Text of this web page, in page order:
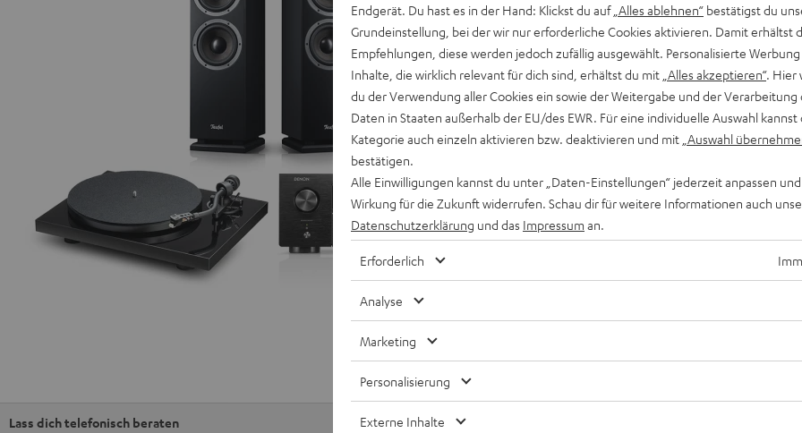
Für Musikhören, TV-Sound und
Anschluss möglich an TV-Gerät,
THEATER 500: Aufwendiges 3-
Time Alignment Technologie für
Constant Directivity Concept mit
Dämpfungskammer reduziert
DENON DRA-900H: 145 Watt
weitere analoge und digitale
8K, 3D, HDCP 2.3, HDR10+,
Radio über UKW und DAB+,
Bluetooth, Amazon Music,
Pro-Ject Debut S Phono: HiFi-
Singles, exklusives Model, nur
Lass dich telefonisch beraten
Endgerät. Du hast es in der Hand: Klickst du auf „Alles ablehnen“ bestätigst du
Grundeinstellung, bei der wir nur erforderliche Cookies aktivieren. Damit erhältst
Empfehlungen, diese werden jedoch zufällig ausgewählt. Personalisierte
Inhalte, die wirklich relevant für dich sind, erhältst du mit „Alles akzeptieren“. Hier
du der Verwendung aller Cookies ein sowie der Weitergabe und der Verarbeitung
Daten in Staaten außerhalb der EU/des EWR. Für eine individuelle Auswahl kannst
Kategorie auch einzeln aktivieren bzw. deaktivieren und mit „Auswahl
bestätigen.
Alle Einwilligungen kannst du unter „Daten-Einstellungen“ jederzeit anpassen
Wirkung für die Zukunft widerrufen. Schau dir für weitere Informationen auch
Datenschutzerklärung und das Impressum an.
Erforderlich
Analyse
Marketing
Personalisierung
Externe Inhalte